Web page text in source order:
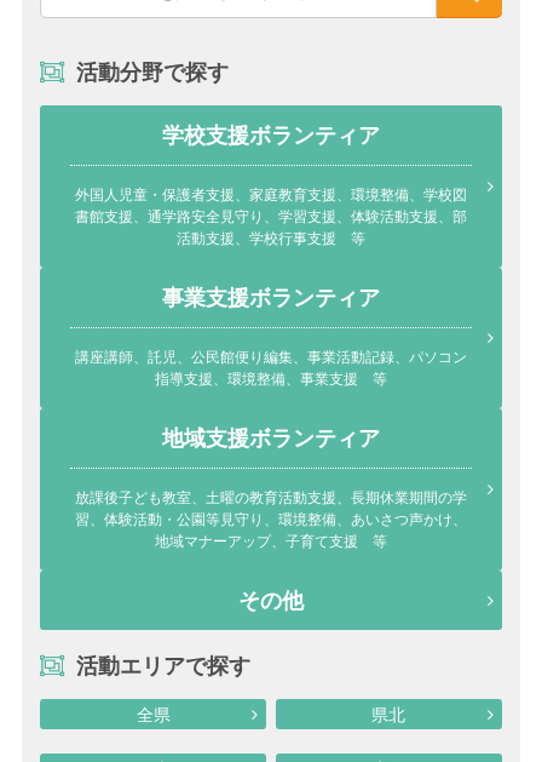
活動分野で探す
学校支援ボランティア
外国人児童・保護者支援、家庭教育支援、環境整備、学校図
書館支援、通学路安全見守り、学習支援、体験活動支援、部
活動支援、学校行事支援 等
事業支援ボランティア
講座講師、託児、公民館便り編集、事業活動記録、パソコン
指導支援、環境整備、事業支援 等
地域支援ボランティア
放課後子ども教室、土曜の教育活動支援、長期休業期間の学
習、体験活動・公園等見守り、環境整備、あいさつ声かけ、
地域マナーアップ、子育て支援 等
その他
活動エリアで探す
全県 県北